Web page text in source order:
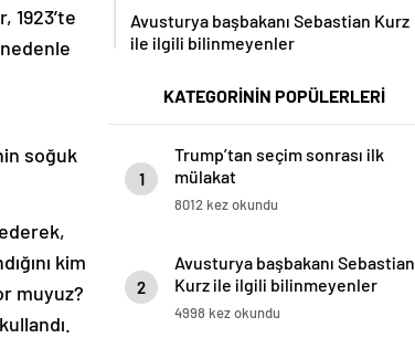
1923’te
soğuk
kim
muyuz?
Avusturya başbakanı Sebastian Kurz
ile ilgili bilinmeyenler
KATEGORİNİN POPÜLERLERİ
1
Trump’tan seçim sonrası ilk
mülakat
8012 kez okundu
2
Avusturya başbakanı Sebastian
Kurz ile ilgili bilinmeyenler
4998 kez okundu